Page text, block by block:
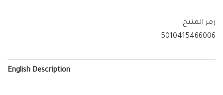
رمز المنتج:
5010415466006
English Description